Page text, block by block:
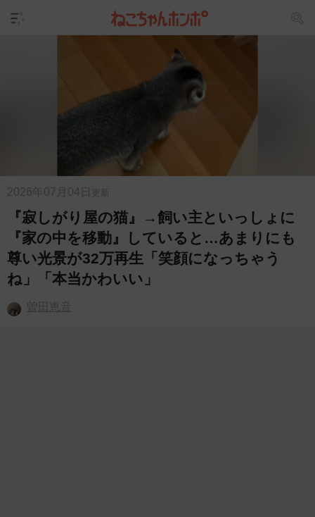
2026年07月04日 更新
『寂しがり屋の猫』→飼い主といっしょに
『家の中を移動』していると…あまりにも
尊い光景が32万再生「笑顔になっちゃう
ね」「本当かわいい」
曽田恵音